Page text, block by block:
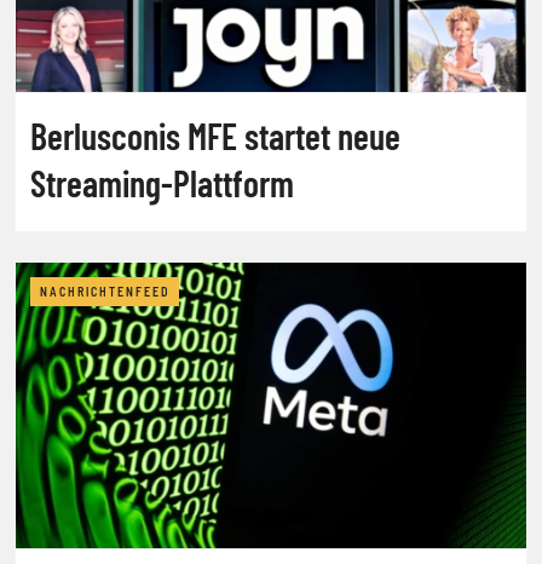
Berlusconis MFE startet neue
Streaming-Plattform
NACHRICHTENFEED